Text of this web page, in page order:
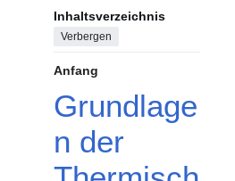
Inhaltsverzeichnis
Verbergen
Anfang
Grundlage
n der